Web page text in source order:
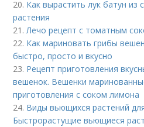
20. Как вырастить лук батун из
растения
21.Лечо рецепт с томатным
22. Как мариновать грибы
быстро, просто и вкусно
23. Рецепт приготовления
вешенок. Вешенки
приготовления с соком лимона
24. Виды вьющихся растений
Быстрорастущие вьющиеся